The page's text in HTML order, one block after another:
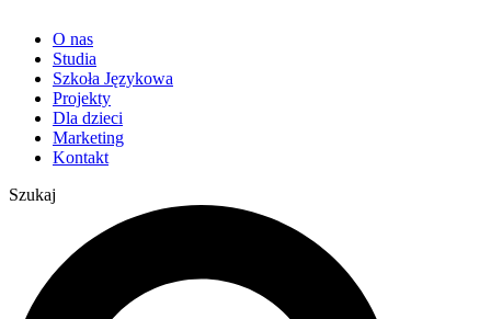
O nas
Studia
Szkoła Językowa
Projekty
Dla dzieci
Marketing
Kontakt
Szukaj